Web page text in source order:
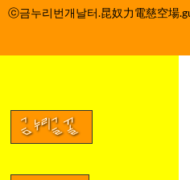
컨
기
ⓒ금누리번개날터.昆奴力電慈空場
금누리글꼴